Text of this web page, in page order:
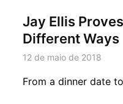
Jay Ellis
Different Ways
12 de maio de 2018
From a dinner date